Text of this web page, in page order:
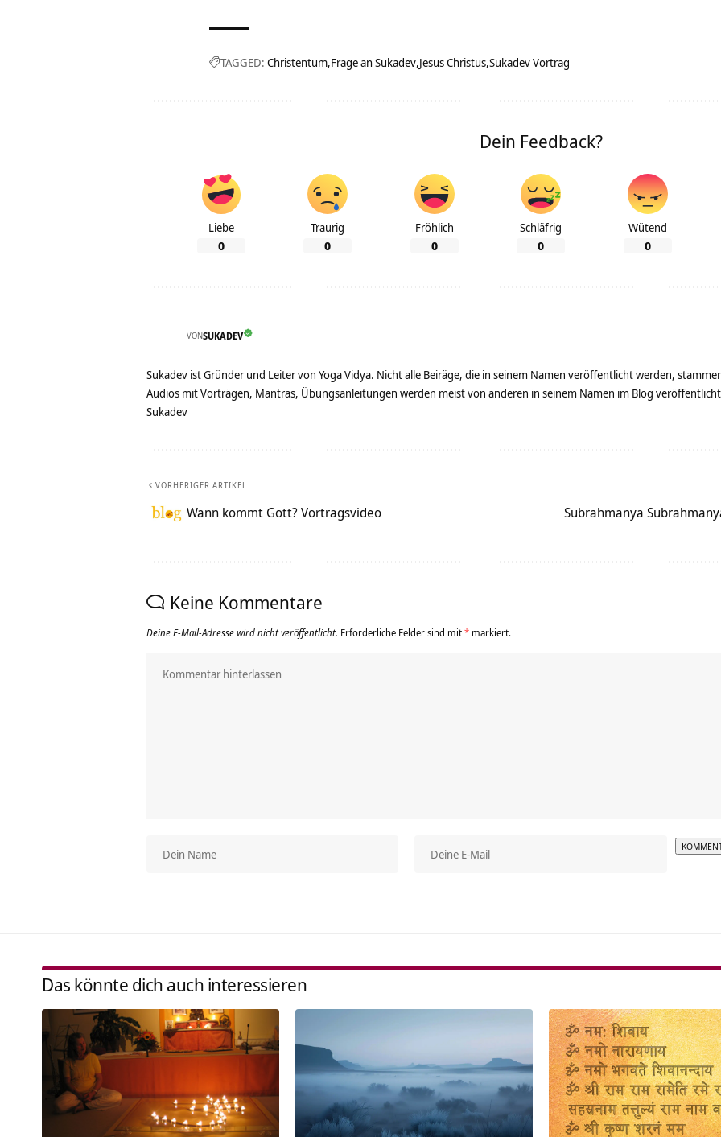
TAGGED: Christentum Frage an Sukadev Jesus Christus Sukadev Vortrag
Dein Feedback?
Liebe
0
Traurig
0
Fröhlich
0
Schläfrig
0
Wütend
0
VONSUKADEV
Sukadev ist Gründer und Leiter von Yoga Vidya. Nicht alle Beiräge, die in seinem Namen veröffentlicht werden,
Audios mit Vorträgen, Mantras, Übungsanleitungen werden meist von anderen in seinem Namen im Blog
Sukadev
VORHERIGER ARTIKEL
Wann kommt Gott? Vortragsvideo Subrahmanya
Keine Kommentare
Deine E-Mail-Adresse wird nicht veröffentlicht. Erforderliche Felder sind mit* markiert.
Das könnte dich auch interessieren